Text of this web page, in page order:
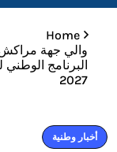
Home
والي جهة مراكش
2027
أخبار وطنية